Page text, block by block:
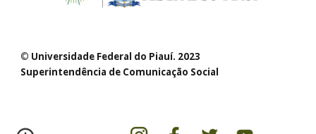
© Universidade Federal do Piauí. 2023
Superintendência de Comunicação Social